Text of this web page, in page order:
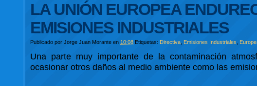
LA UNIÓN EUROPEA
EMISIONES INDUSTRIALES
Publicado porJorge Juan Morante en 10:08 Etiquetas: Directiva Emisiones Industriales
Una parte muy importante de la contaminación
ocasionar otros daños al medio ambiente como las